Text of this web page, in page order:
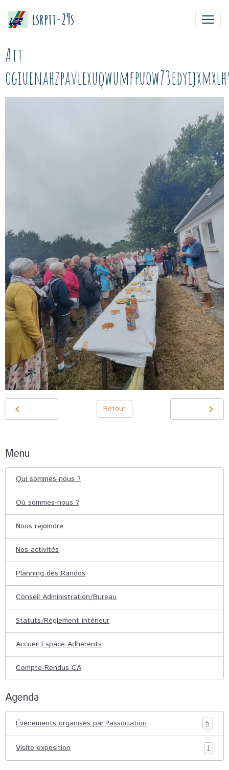
lsrptt-29s
Att
Retour
Menu
Qui sommes-nous ?
Où sommes-nous ?
Nous rejoindre
Nos activités
Planning des Randos
Conseil Administration/Bureau
Statuts/Règlement intérieur
Accueil Espace Adhérents
Compte-Rendus CA
Agenda
Événements organisés par l'association 5
Visite exposition 1